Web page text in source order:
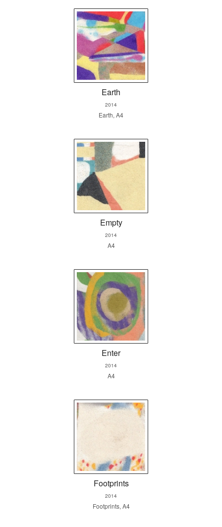
Earth
2014
Earth, A4
Empty
2014
A4
Enter
2014
A4
Footprints
2014
Footprints, A4